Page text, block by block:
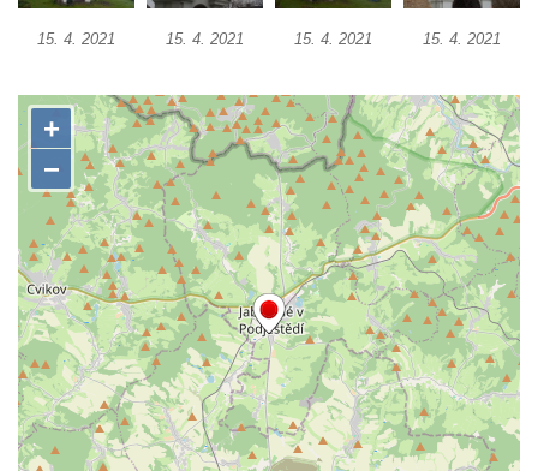
Cyrénský pomáhá Ježíši nést kříž
Křížová cesta Římov – XXI. kaple –
Křížová cesta Římov – XX. kaple – Svatá
Veronika potkává Ježíše a utírá mu do své
roušky pot z tváře
Křížová cesta Římov – XIX. kaple – Kristus
kříž nesoucí potkává Pannu Marii
Křížová cesta Římov – XVIII. kaple – Na
Ježíše vložen kříž
Křížová cesta Římov – XVII. kaple – Velký
Pilát
Křížová cesta Římov – XVI. kaple – U
Herodesa
15. 4. 2021 15. 4. 2021 15. 4. 2021 15. 4. 2021